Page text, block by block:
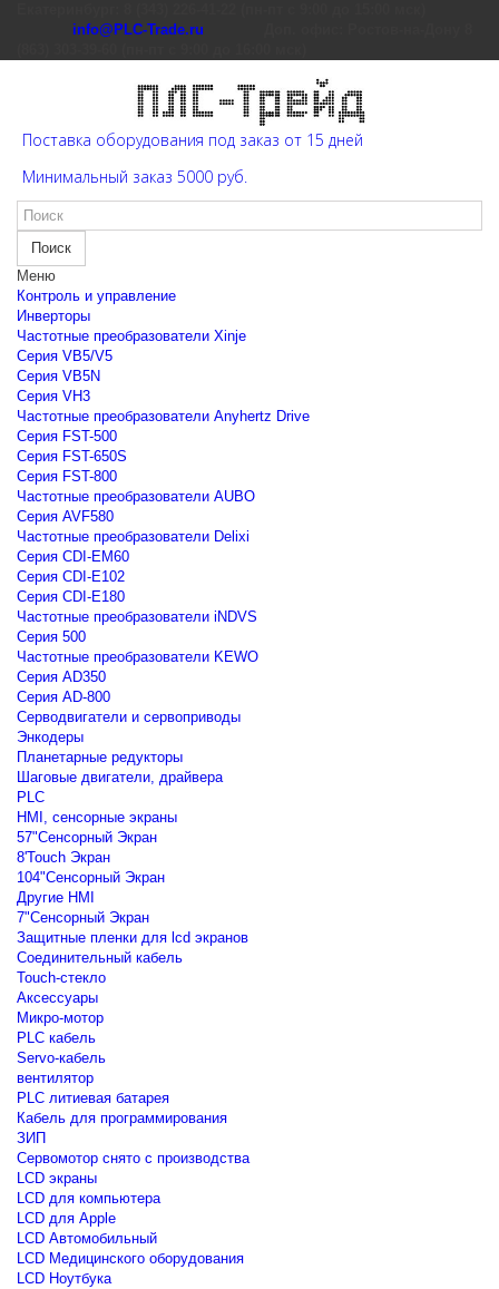
info@PLC-Trade.ru
Поставка оборудования под заказ от 15 дней
Минимальный заказ 5000 руб.
Поиск
Меню
Контроль и управление
Инверторы
Частотные преобразователи Xinje
Cерия VB5/V5
Cерия VB5N
Cерия VH3
Частотные преобразователи Anyhertz Drive
Серия FST-500
Серия FST-650S
Серия FST-800
Частотные преобразователи AUBO
Серия AVF580
Частотные преобразователи Delixi
Серия CDI-EM60
Серия CDI-E102
Серия CDI-E180
Частотные преобразователи iNDVS
Серия 500
Частотные преобразователи KEWO
Серия AD350
Серия AD-800
Серводвигатели и сервоприводы
Энкодеры
Планетарные редукторы
Шаговые двигатели, драйвера
PLC
HMI, сенсорные экраны
57"Сенсорный Экран
8'Touch Экран
104"Сенсорный Экран
Другие HMI
7"Сенсорный Экран
Защитные пленки для lcd экранов
Соединительный кабель
Touch-стекло
Аксессуары
Микро-мотор
PLC кабель
Servo-кабель
вентилятор
PLC литиевая батарея
Кабель для программирования
ЗИП
Сервомотор снято с производства
LCD экраны
LCD для компьютера
LCD для Apple
LCD Автомобильный
LCD Медицинского оборудования
LCD Ноутбука